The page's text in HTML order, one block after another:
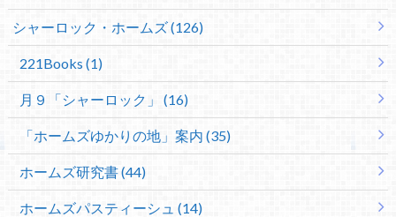
シャーロック・ホームズ (126)
221Books (1)
月９「シャーロック」 (16)
「ホームズゆかりの地」案内 (35)
ホームズ研究書 (44)
ホームズパスティーシュ (14)